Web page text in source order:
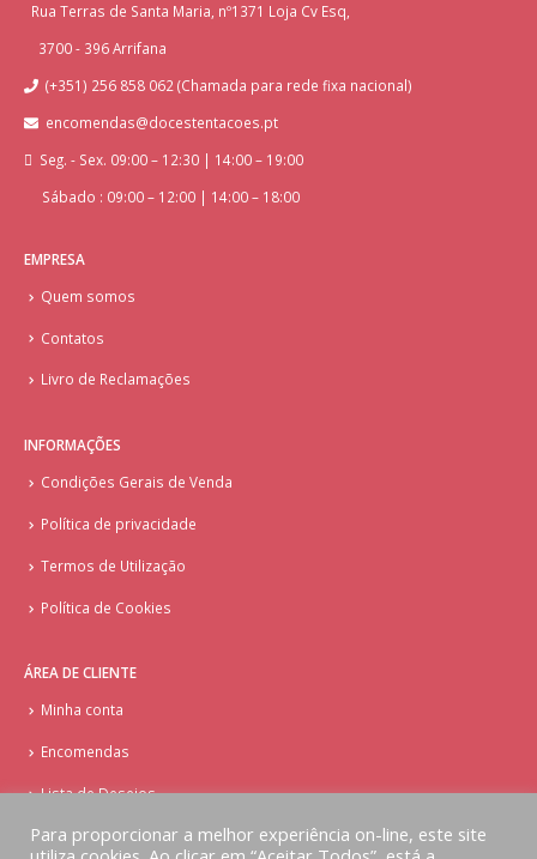
Rua Terras de Santa Maria, nº1371 Loja Cv Esq,
3700 - 396 Arrifana
(+351) 256 858 062 (Chamada para rede fixa nacional)
encomendas@docestentacoes.pt
Seg. - Sex. 09:00 – 12:30 | 14:00 – 19:00
Sábado : 09:00 – 12:00 | 14:00 – 18:00
EMPRESA
Quem somos
Contatos
Livro de Reclamações
INFORMAÇÕES
Condições Gerais de Venda
Política de privacidade
Termos de Utilização
Política de Cookies
ÁREA DE CLIENTE
Minha conta
Encomendas
Lista de Desejos
Para proporcionar a melhor experiência on-line, este site